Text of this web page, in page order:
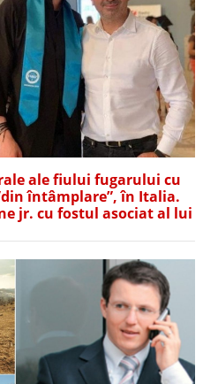
ale fiului fugarului cu
întâmplare”, în Italia.
jr. cu fostul asociat al lui